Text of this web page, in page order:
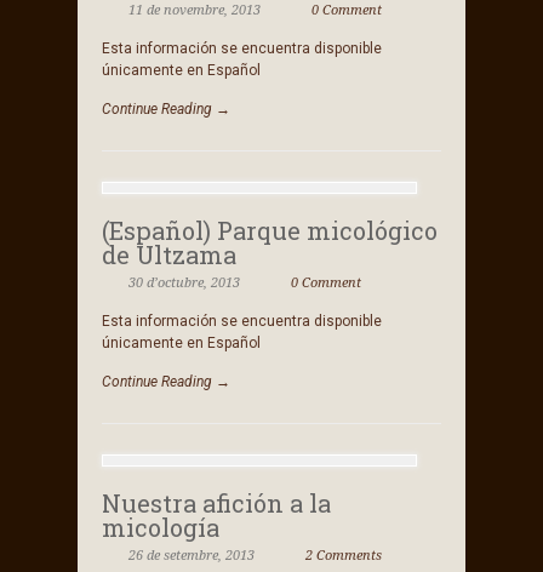
11 de novembre, 2013 0 Comment
Esta información se encuentra disponible
únicamente en Español
Continue Reading →
(Español) Parque micológico
de Ultzama
30 d’octubre, 2013 0 Comment
Esta información se encuentra disponible
únicamente en Español
Continue Reading →
Nuestra afición a la
micología
26 de setembre, 2013 2 Comments